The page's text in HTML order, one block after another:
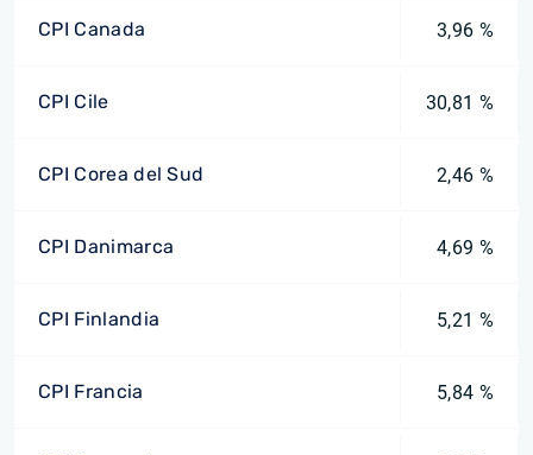
CPI Canada 3,96 %
CPI Cile 30,81 %
CPI Corea del Sud 2,46 %
CPI Danimarca 4,69 %
CPI Finlandia 5,21 %
CPI Francia 5,84 %